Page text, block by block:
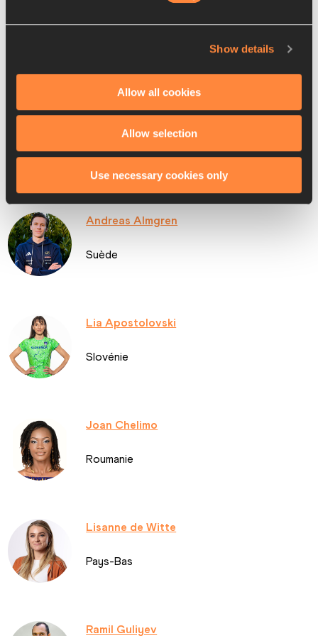
Show details
Allow all cookies
Allow selection
Use necessary cookies only
Voici, par ordre alphabétique, la liste des dix candidats :
Mo’ath Alkhawaldeh
Jordanie
Andreas Almgren
Suède
Lia Apostolovski
Slovénie
Joan Chelimo
Roumanie
Lisanne de Witte
Pays-Bas
Ramil Guliyev